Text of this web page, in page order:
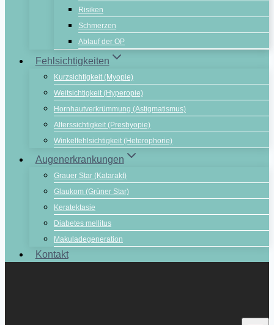
Risiken
Schmerzen
Ablauf der OP
Fehlsichtigkeiten
Kurzsichtigkeit (Myopie)
Weitsichtigkeit (Hyperopie)
Hornhautverkrümmung (Astigmatismus)
Alterssichtigkeit (Presbyopie)
Winkelfehlsichtigkeit (Heterophorie)
Augenerkrankungen
Grauer Star (Katarakt)
Glaukom (Grüner Star)
Keratektasie
Diabetes mellitus
Makuladegeneration
Kontakt